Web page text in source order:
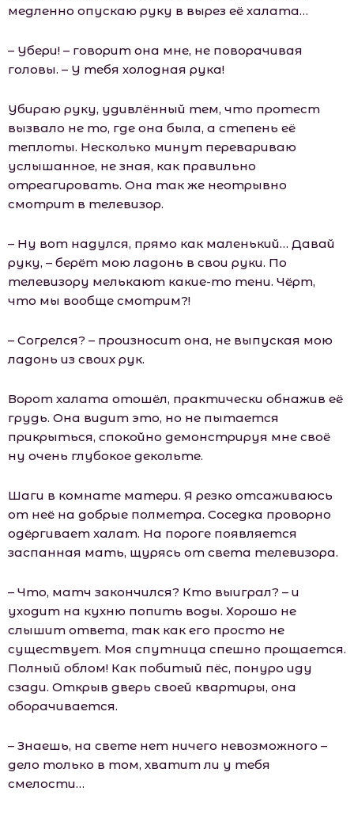
медленно опускаю руку в вырез её халата…
– Убери! – говорит она мне, не поворачивая
головы. – У тебя холодная рука!
Убираю руку, удивлённый тем, что протест
вызвало не то, где она была, а степень её
теплоты. Несколько минут перевариваю
услышанное, не зная, как правильно
отреагировать. Она так же неотрывно
смотрит в телевизор.
– Ну вот надулся, прямо как маленький… Давай
руку, – берёт мою ладонь в свои руки. По
телевизору мелькают какие-то тени. Чёрт,
что мы вообще смотрим?!
– Согрелся? – произносит она, не выпуская мою
ладонь из своих рук.
Ворот халата отошёл, практически обнажив её
грудь. Она видит это, но не пытается
прикрыться, спокойно демонстрируя мне своё
ну очень глубокое декольте.
Шаги в комнате матери. Я резко отсаживаюсь
от неё на добрые полметра. Соседка проворно
одёргивает халат. На пороге появляется
заспанная мать, щурясь от света телевизора.
– Что, матч закончился? Кто выиграл? – и
уходит на кухню попить воды. Хорошо не
слышит ответа, так как его просто не
существует. Моя спутница спешно прощается.
Полный облом! Как побитый пёс, понуро иду
сзади. Открыв дверь своей квартиры, она
оборачивается.
– Знаешь, на свете нет ничего невозможного –
дело только в том, хватит ли у тебя
смелости…